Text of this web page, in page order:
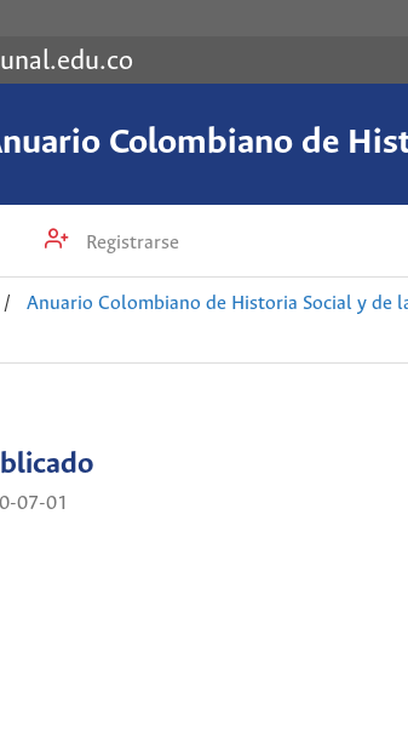
Colombiano de
Registrarse
/ Anuario Colombiano de Historia Social y de
07-01